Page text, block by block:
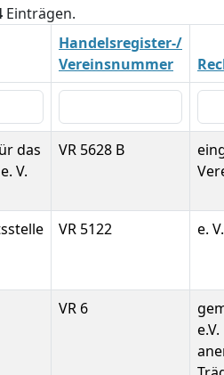
Einträgen.
Handelsregister-/
Vereinsnummer
das
V.
VR 5628 B
VR 5122 e. V.
VR 6